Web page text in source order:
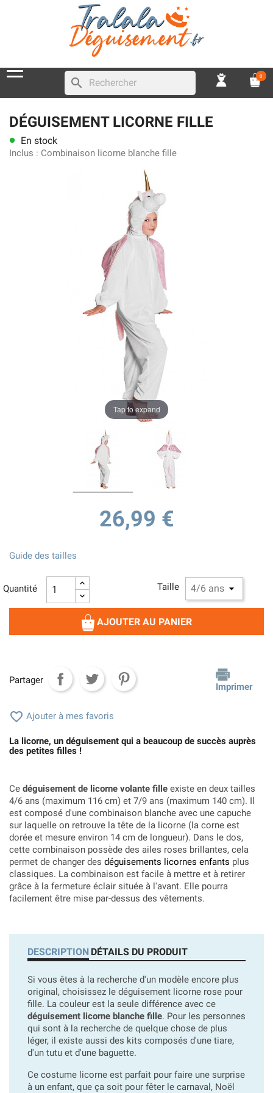
search 0
DÉGUISEMENT LICORNE FILLE
lens En stock
Inclus : Combinaison licorne blanche fille
Tap to expand
26,99 €
Taille
Guide des tailles
Quantité
AJOUTER AU PANIER
Partager
Imprimer
 Ajouter à mes favoris
La licorne, un déguisement qui a beaucoup de succès auprès
des petites filles !
Ce déguisement de licorne volante fille existe en deux tailles
4/6 ans (maximum 116 cm) et 7/9 ans (maximum 140 cm). Il
est composé d'une combinaison blanche avec une capuche
sur laquelle on retrouve la tête de la licorne (la corne est
dorée et mesure environ 14 cm de longueur). Dans le dos,
cette combinaison possède des ailes roses brillantes, cela
permet de changer des déguisements licornes enfants plus
classiques. La combinaison est facile à mettre et à retirer
grâce à la fermeture éclair située à l'avant. Elle pourra
facilement être mise par-dessus des vêtements.
DESCRIPTION DÉTAILS DU PRODUIT
Si vous êtes à la recherche d'un modèle encore plus
original, choisissez le déguisement licorne rose pour
fille. La couleur est la seule différence avec ce
déguisement licorne blanche fille. Pour les personnes
qui sont à la recherche de quelque chose de plus
léger, il existe aussi des kits composés d'une tiare,
d'un tutu et d'une baguette.
Ce costume licorne est parfait pour faire une surprise
à un enfant, que ça soit pour fêter le carnaval, Noël